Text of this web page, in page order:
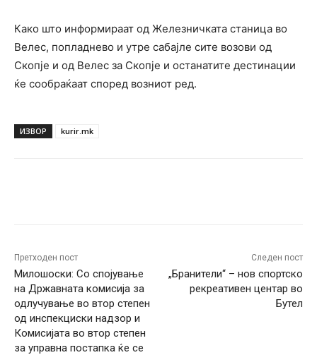
Како што информираат од Железничката станица во
Велес, попладнево и утре сабајле сите возови од
Скопје и од Велес за Скопје и останатите дестинации
ќе сообраќаат според возниот ред.
ИЗВОР kurir.mk
Претходен пост
Милошоски: Со спојување
на Државната комисија за
одлучување во втор степен
од инспекциски надзор и
Комисијата во втор степен
за управна постапка ќе се
Следен пост
„Бранители“ – нов спортско
рекреативен центар во
Бутел